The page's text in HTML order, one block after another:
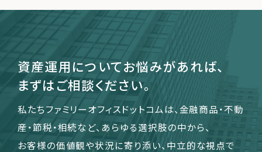
資産運用についてお悩みがあれば、
まずはご相談ください。
私たちファミリーオフィスドットコムは、金融商品・不動
産・節税・相続など、あらゆる選択肢の中から、
お客様の価値観や状況に寄り添い、中立的な視点で